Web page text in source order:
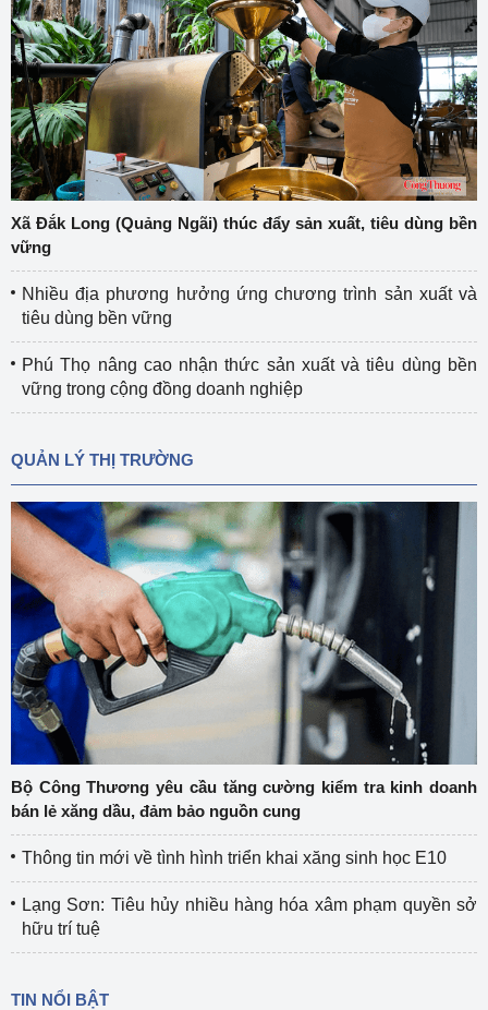
Xã Đắk Long (Quảng Ngãi) thúc đẩy sản xuất, tiêu dùng bền
vững
Nhiều địa phương hưởng ứng chương trình sản xuất và
tiêu dùng bền vững
Phú Thọ nâng cao nhận thức sản xuất và tiêu dùng bền
vững trong cộng đồng doanh nghiệp
QUẢN LÝ THỊ TRƯỜNG
Bộ Công Thương yêu cầu tăng cường kiểm tra kinh doanh
bán lẻ xăng dầu, đảm bảo nguồn cung
Thông tin mới về tình hình triển khai xăng sinh học E10
Lạng Sơn: Tiêu hủy nhiều hàng hóa xâm phạm quyền sở
hữu trí tuệ
TIN NỔI BẬT